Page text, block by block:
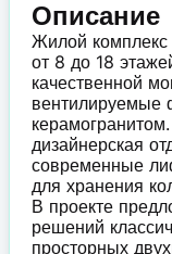
Описание
Жилой комплекс
от 8 до 18
качественной
вентилируемые
дизайнерская
современные
для хранения
В проекте
решений
просторных